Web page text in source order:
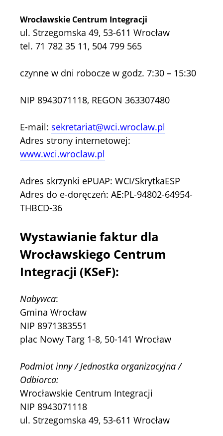
Wrocławskie Centrum Integracji
ul. Strzegomska 49, 53-611 Wrocław
tel. 71 782 35 11, 504 799 565
czynne w dni robocze w godz. 7:30 – 15:30
NIP 8943071118, REGON 363307480
E-mail: sekretariat@wci.wroclaw.pl
Adres strony internetowej:
www.wci.wroclaw.pl
Adres skrzynki ePUAP: WCI/SkrytkaESP
Adres do e-doręczeń: AE:PL-94802-64954-
THBCD-36
Wystawianie faktur dla
Wrocławskiego Centrum
Integracji (KSeF):
Nabywca:
Gmina Wrocław
NIP 8971383551
plac Nowy Targ 1-8, 50-141 Wrocław
Podmiot inny / Jednostka organizacyjna /
Odbiorca:
Wrocławskie Centrum Integracji
NIP 8943071118
ul. Strzegomska 49, 53-611 Wrocław